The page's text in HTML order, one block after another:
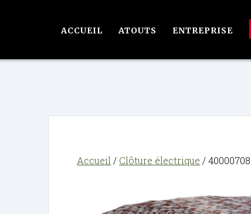
ACCUEIL ATOUTS ENTREPRISE
Accueil / Clôture électrique / 40000708